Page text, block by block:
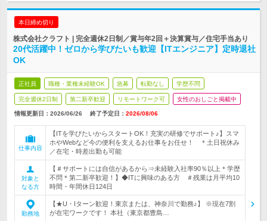
本日締め切り
株式会社クラフト | 完全週休2日制／賞与年2回＋決算賞与／住宅手当あり
20代活躍中！ゼロから学びたいも歓迎【ITエンジニア】定時退社
OK
正社員 職種・業種未経験OK 急募 転勤なし 学歴不問
完全週休2日制 第二新卒歓迎 リモートワーク可 女性のおしごと掲載中
情報更新日：2026/06/26 終了予定日： 2026/08/06
仕事内容
【ITを学びたいからスタートOK！充実の研修でサポート♪】スマ
ホやWebなど今の便利を支えるお仕事をお任せ！ ＊土日祝休み
／在宅・時差出勤も可能
対象と
なる方
【＃サポートには自信があるから⇒未経験入社率90％以上＊学歴
不問＊第二新卒歓迎！】◆ITに興味のある方 ＃残業は月平均10
時間・年間休日124日
勤務地
【★U・Iターン歓迎！東京または、神奈川で勤務♪】 ※現在7割
が在宅ワークです！ 本社（東京都豊島…